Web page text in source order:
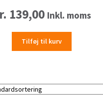
139,00 Inkl. moms
Tilføj til kurv